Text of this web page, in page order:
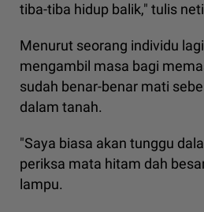
tiba-tiba hidup balik," tulis
Menurut seorang individu
mengambil masa bagi
sudah benar-benar mati
dalam tanah.
"Saya biasa akan tunggu
periksa mata hitam dah
lampu.